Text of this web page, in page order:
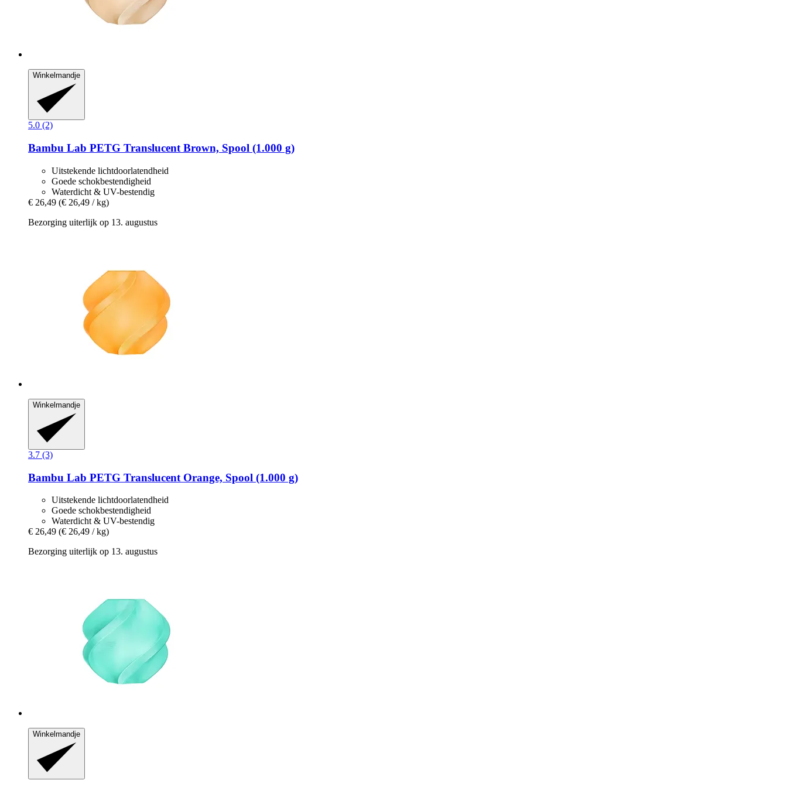
Winkelmandje
5.0 (2)
Bambu Lab PETG Translucent Brown, Spool (1.000 g)
Uitstekende lichtdoorlatendheid
Goede schokbestendigheid
Waterdicht & UV-bestendig
€ 26,49 (€ 26,49 / kg)
Bezorging uiterlijk op 13. augustus
Winkelmandje
3.7 (3)
Bambu Lab PETG Translucent Orange, Spool (1.000 g)
Uitstekende lichtdoorlatendheid
Goede schokbestendigheid
Waterdicht & UV-bestendig
€ 26,49 (€ 26,49 / kg)
Bezorging uiterlijk op 13. augustus
Winkelmandje